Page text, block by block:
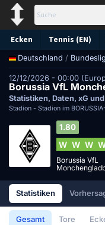
Ecken Tennis (EN)
Deutschland /
12/12/2026 - 00:00
Statistiken, Daten, xG
Stadion - Stadion im
1.80
W W W
Borussia VfL
Statistiken
Gesamt Tore